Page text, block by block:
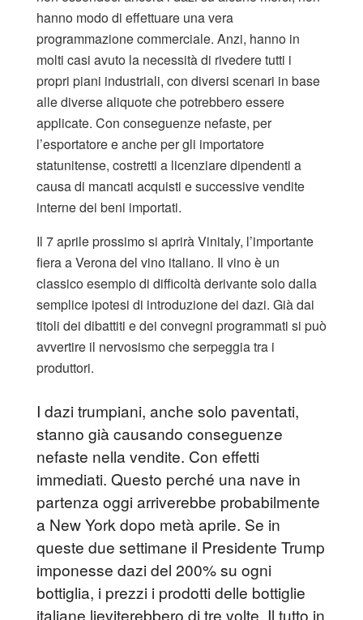
hanno modo di effettuare una vera
programmazione commerciale. Anzi, hanno in
molti casi avuto la necessità di rivedere tutti i
propri piani industriali, con diversi scenari in base
alle diverse aliquote che potrebbero essere
applicate. Con conseguenze nefaste, per
l’esportatore e anche per gli importatore
statunitense, costretti a licenziare dipendenti a
causa di mancati acquisti e successive vendite
interne dei beni importati.
Il 7 aprile prossimo si aprirà Vinitaly, l’importante
fiera a Verona del vino italiano. Il vino è un
classico esempio di difficoltà derivante solo dalla
semplice ipotesi di introduzione dei dazi. Già dai
titoli dei dibattiti e dei convegni programmati si può
avvertire il nervosismo che serpeggia tra i
produttori.
I dazi trumpiani, anche solo paventati,
stanno già causando conseguenze
nefaste nella vendite. Con effetti
immediati. Questo perché una nave in
partenza oggi arriverebbe probabilmente
a New York dopo metà aprile. Se in
queste due settimane il Presidente Trump
imponesse dazi del 200% su ogni
bottiglia, i prezzi i prodotti delle bottiglie
italiane lieviterebbero di tre volte. Il tutto in